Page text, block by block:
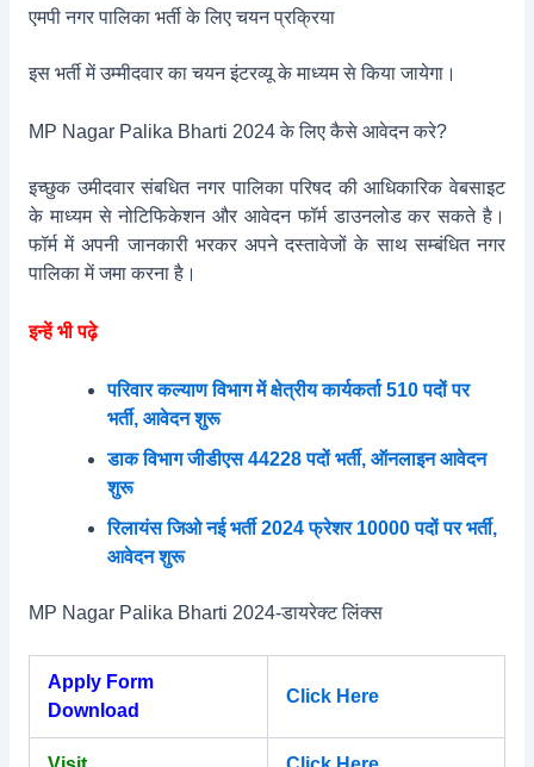
एमपी नगर पालिका भर्ती के लिए चयन प्रक्रिया
इस भर्ती में उम्मीदवार का चयन इंटरव्यू के माध्यम से किया जायेगा।
MP Nagar Palika Bharti 2024 के लिए कैसे आवेदन करे?
इच्छुक उमीदवार संबधित नगर पालिका परिषद की आधिकारिक वेबसाइट
के माध्यम से नोटिफिकेशन और आवेदन फॉर्म डाउनलोड कर सकते है।
फॉर्म में अपनी जानकारी भरकर अपने दस्तावेजों के साथ सम्बंधित नगर
पालिका में जमा करना है।
इन्हें भी पढ़े
परिवार कल्याण विभाग में क्षेत्रीय कार्यकर्ता 510 पदों पर
भर्ती, आवेदन शुरू
डाक विभाग जीडीएस 44228 पदों भर्ती, ऑनलाइन आवेदन
शुरू
रिलायंस जिओ नई भर्ती 2024 फ्रेशर 10000 पदों पर भर्ती,
आवेदन शुरू
MP Nagar Palika Bharti 2024-डायरेक्ट लिंक्स
Apply Form
Download
Click Here